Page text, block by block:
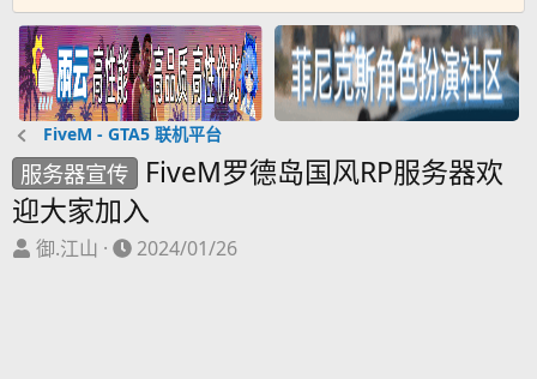
FiveM - GTA5 联机平台
服务器宣传
FiveM罗德岛国风RP服务器欢
迎大家加入
主
御.江山
开
2024/01/26